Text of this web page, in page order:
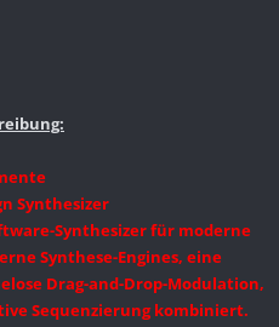
Synthesizer
Synthesizer für moderne
Synthese-Engines, eine
Drag-and-Drop-Modulation,
Sequenzierung kombiniert.